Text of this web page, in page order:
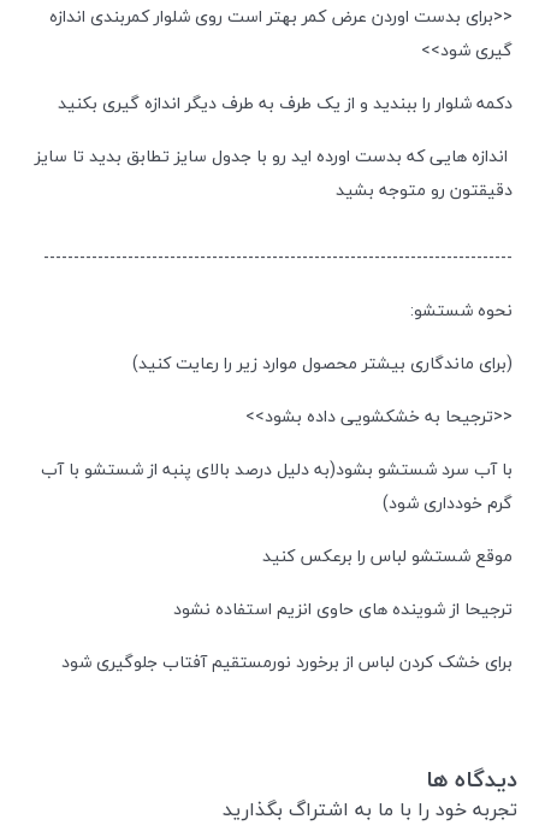
<<برای بدست اوردن عرض کمر بهتر است روی شلوار کمربندی اندازه
گیری شود>>
دکمه شلوار را ببندید و از یک طرف به طرف دیگر اندازه گیری بکنید
اندازه هایی که بدست اورده اید رو با جدول سایز تطابق بدید تا سایز
دقیقتون رو متوجه بشید
------------------------------------------------------------------------------
نحوه شستشو:
(برای ماندگاری بیشتر محصول موارد زیر را رعایت کنید)
<<ترجیحا به خشکشویی داده بشود>>
با آب سرد شستشو بشود(به دلیل درصد بالای پنبه از شستشو با آب
گرم خودداری شود)
موقع شستشو لباس را برعکس کنید
ترجیحا از شوینده های حاوی انزیم استفاده نشود
برای خشک کردن لباس از برخورد نورمستقیم آفتاب جلوگیری شود
دیدگاه ها
تجربه خود را با ما به اشتراگ بگذارید